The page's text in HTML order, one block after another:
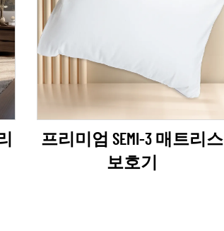
프리미엄 SEMI-3 매트리스
보호기